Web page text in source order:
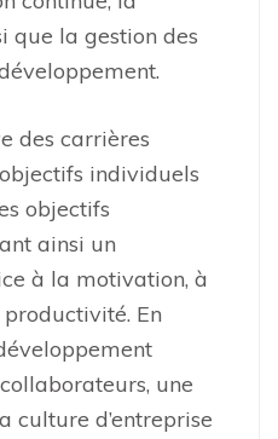
que la gestion des
des carrières
individuels
objectifs
ainsi un
à la motivation, à
En
une
culture d’entreprise